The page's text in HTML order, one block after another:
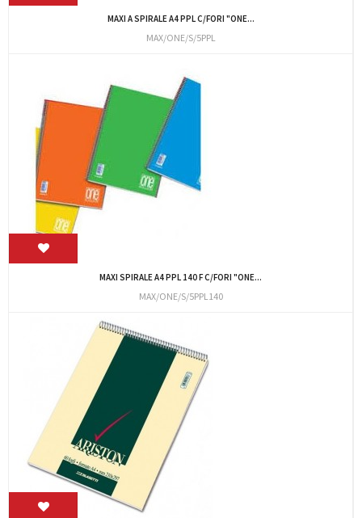
MAXI A SPIRALE A4 PPL C/FORI "ONE...
MAX/ONE/S/5PPL
MAXI SPIRALE A4 PPL 140 F C/FORI "ONE...
MAX/ONE/S/5PPL140